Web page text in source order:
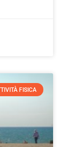
FISICA